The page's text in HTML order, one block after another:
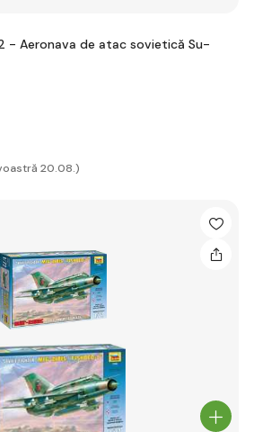
- Aeronava de atac sovietică Su-
20.08.)